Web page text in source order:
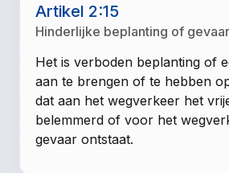
Artikel 2:15
Hinderlijke beplanting of
Het is verboden beplanting of
aan te brengen of te hebben
dat aan het wegverkeer het
belemmerd of voor het
gevaar ontstaat.